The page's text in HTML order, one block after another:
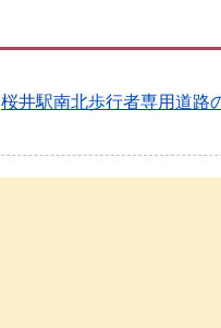
桜井駅南北歩行者専用道路